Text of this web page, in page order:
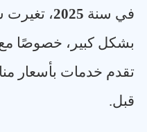
في سنة 2025،
بشكل كبير، خصوصًا
تقدم خدمات بأسعار
قبل.